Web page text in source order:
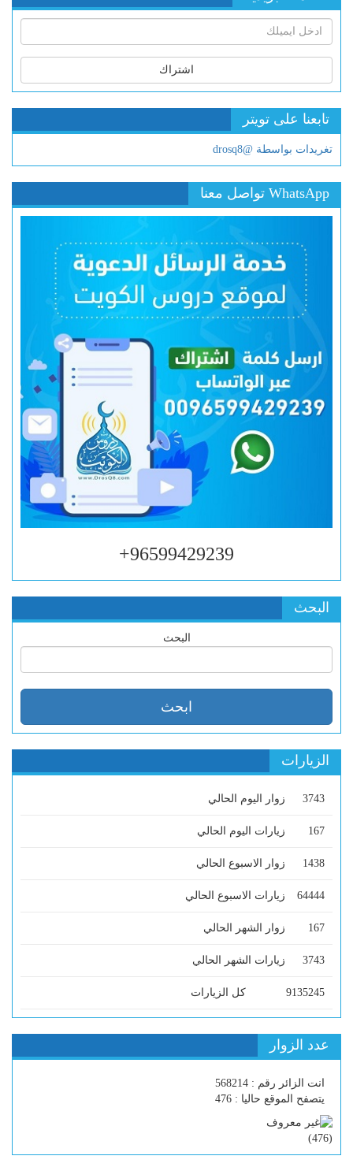
اشتراك
تابعنا على تويتر
تغريدات بواسطة @drosq8
WhatsApp تواصل معنا
96599429239+
البحث
البحث
الزيارات
3743 زوار اليوم الحالي
167 زيارات اليوم الحالي
1438 زوار الاسبوع الحالي
64444 زيارات الاسبوع الحالي
167 زوار الشهر الحالي
3743 زيارات الشهر الحالي
9135245 كل الزيارات
عدد الزوار
انت الزائر رقم : 568214
يتصفح الموقع حاليا : 476
(
476
)